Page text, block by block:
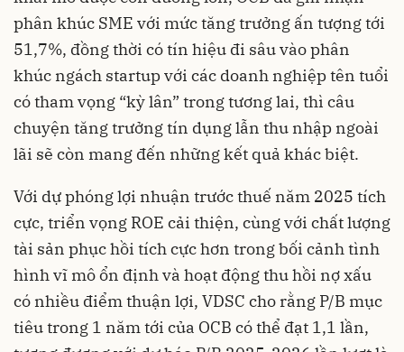
phân khúc SME với mức tăng trưởng ấn tượng tới
51,7%, đồng thời có tín hiệu đi sâu vào phân
khúc ngách startup với các doanh nghiệp tên tuổi
có tham vọng “kỳ lân” trong tương lai, thì câu
chuyện tăng trưởng tín dụng lẫn thu nhập ngoài
lãi sẽ còn mang đến những kết quả khác biệt.
Với dự phóng lợi nhuận trước thuế năm 2025 tích
cực, triển vọng ROE cải thiện, cùng với chất lượng
tài sản phục hồi tích cực hơn trong bối cảnh tình
hình vĩ mô ổn định và hoạt động thu hồi nợ xấu
có nhiều điểm thuận lợi, VDSC cho rằng P/B mục
tiêu trong 1 năm tới của OCB có thể đạt 1,1 lần,